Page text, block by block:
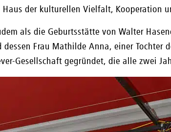
der kulturellen Vielfalt, Kooperation
als die Geburtsstätte von Walter
Frau Mathilde Anna, einer Tochter
Gesellschaft gegründet, die alle zwei